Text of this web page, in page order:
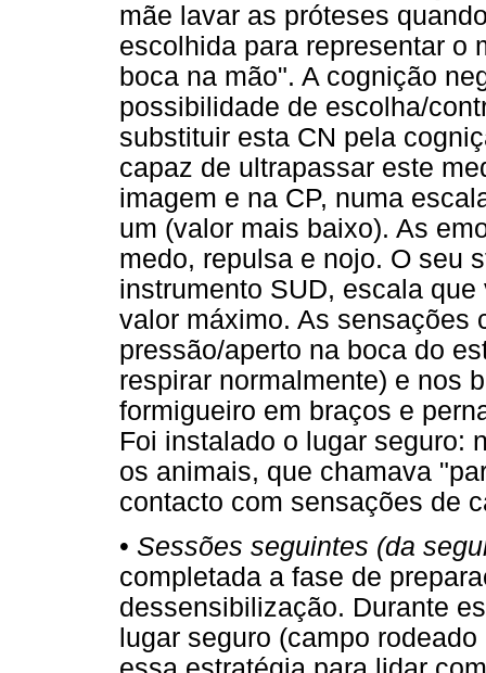
mãe lavar as próteses
escolhida para representar o
boca na mão". A cognição
possibilidade de escolha/
substituir esta CN pela
capaz de ultrapassar este
imagem e na CP, numa
um (valor mais baixo). As
medo, repulsa e nojo. O seu
instrumento SUD, escala
valor máximo. As sensações
pressão/aperto na boca do
respirar normalmente) e nos
formigueiro em braços e
Foi instalado o lugar seguro:
os animais, que chamava
contacto com sensações de
• Sessões seguintes (da
completada a fase de
dessensibilização. Durante
lugar seguro (campo